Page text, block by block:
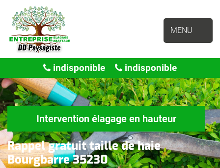
MENU
indisponible indisponible
Intervention élagage en hauteur
Rappel gratuit taille de haie
Bourgbarre 35230